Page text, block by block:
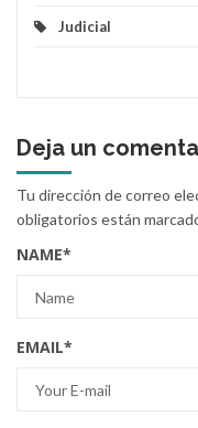
Judicial
Deja un
Tu dirección de correo
obligatorios están
NAME*
EMAIL*